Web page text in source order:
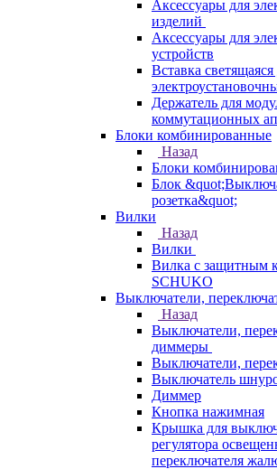
Аксессуары для
изделий
Аксессуары для
устройств
Вставка светящаяся
Держатель для
коммутационных
Блоки комбинированные
Назад
Блоки
Блок
розетка&quot;
Вилки
Назад
Вилки
Вилка с защитным
SCHUKO
Выключатели,
Назад
Выключатели,
диммеры
Выключатели,
Выключатель
Диммер
Кнопка нажимная
Крышка для
регулятора
переключателя